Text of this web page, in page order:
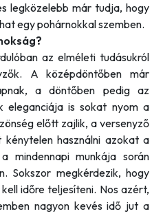
legközelebb már tudja, hogy
egy pohárnokkal szemben.
az elméleti tudásukról
A középdöntőben már
a döntőben pedig az
eleganciája is sokat nyom a
előtt zajlik, a versenyző
használni azokat a
mindennapi munkája során
Sokszor megkérdezik, hogy
időre teljesíteni. Nos azért,
nagyon kevés idő jut a